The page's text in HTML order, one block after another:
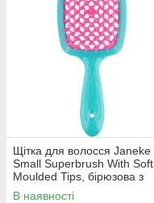
Щітка для волосся Janeke
Small Superbrush With Soft
Moulded Tips, бірюзова з
рожевим (86SP234 AR)
В наявності